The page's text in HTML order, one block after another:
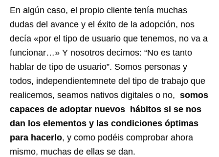
En algún caso, el propio cliente tenía muchas
dudas del avance y el éxito de la adopción, nos
decía «por el tipo de usuario que tenemos, no va a
funcionar…» Y nosotros decimos: “No es tanto
hablar de tipo de usuario”. Somos personas y
todos, independientemnete del tipo de trabajo que
realicemos, seamos nativos digitales o no, somos
capaces de adoptar nuevos hábitos si se nos
dan los elementos y las condiciones óptimas
para hacerlo, y como podéis comprobar ahora
mismo, muchas de ellas se dan.